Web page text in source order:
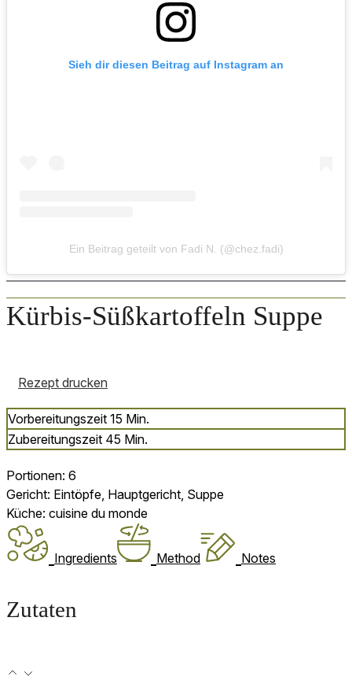
Sieh dir diesen Beitrag auf Instagram an
Ein Beitrag geteilt von Fadi N. (@chez.fadi)
Kürbis-Süßkartoffeln Suppe
Rezept drucken
Vorbereitungszeit 15 Minuten
Min.
Zubereitungszeit 45 Minuten
Min.
Portionen: 6
Gericht: Eintöpfe, Hauptgericht, Suppe
Küche: cuisine du monde
Ingredients Method Notes
Zutaten